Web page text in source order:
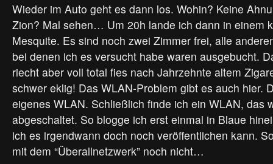
Wieder im Auto geht es dann los. Wohin? Keine
Zion? Mal sehen… Um 20h lande ich dann in einem
Mesquite. Es sind noch zwei Zimmer frei, alle
bei denen ich es versucht habe waren ausgebucht.
riecht aber voll total fies nach Jahrzehnte altem
schwer eklig! Das WLAN-Problem gibt es auch hier.
eigenes WLAN. Schließlich finde ich ein WLAN, das
abgeschaltet. So blogge ich erst einmal in Blaue
ich es irgendwann doch noch veröffentlichen kann.
mit dem “Überallnetzwerk” noch nicht…